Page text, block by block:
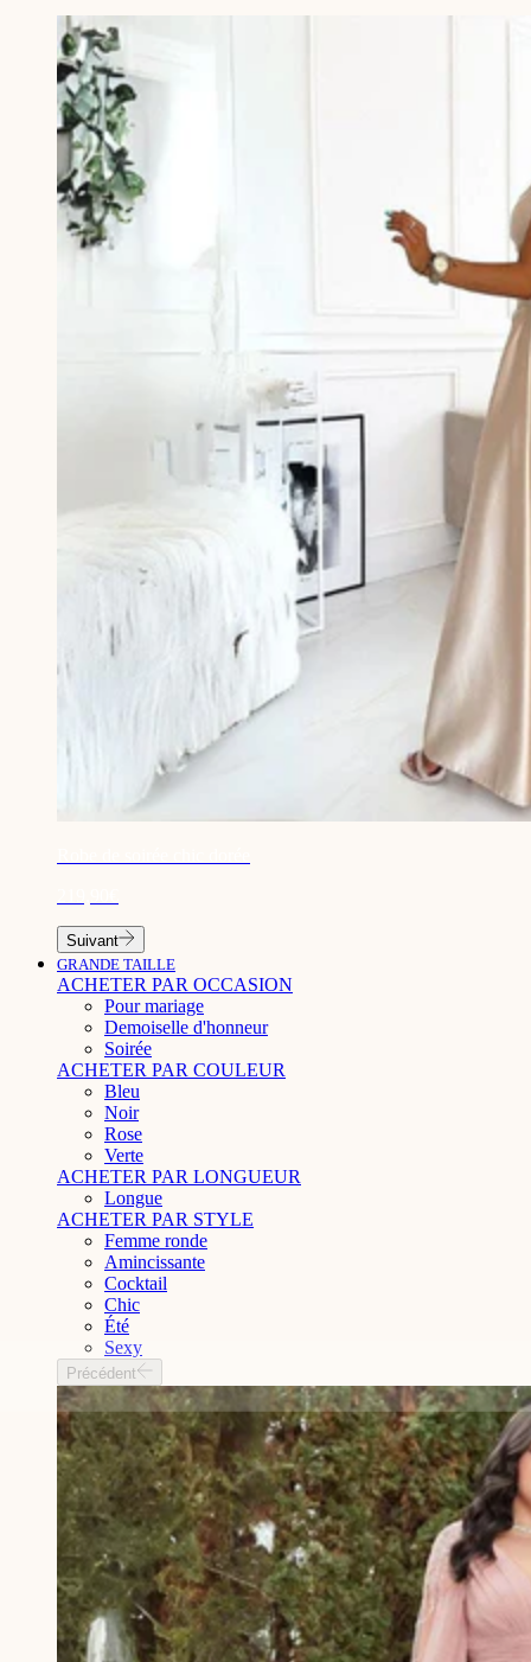
¡
Suivant
GRANDE TAILLE
ACHETER PAR OCCASION
Pour mariage
Demoiselle d'honneur
Soirée
ACHETER PAR COULEUR
Bleu
Noir
Rose
Verte
ACHETER PAR LONGUEUR
Longue
ACHETER PAR STYLE
Femme ronde
Amincissante
Cocktail
Chic
Été
Sexy
Précédent